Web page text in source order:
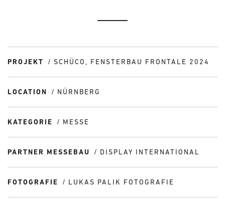
PROJEKT SCHÜCO, FENSTERBAU FRONTALE 2024
LOCATION NÜRNBERG
KATEGORIE MESSE
PARTNER MESSEBAU DISPLAY INTERNATIONAL
FOTOGRAFIE LUKAS PALIK FOTOGRAFIE